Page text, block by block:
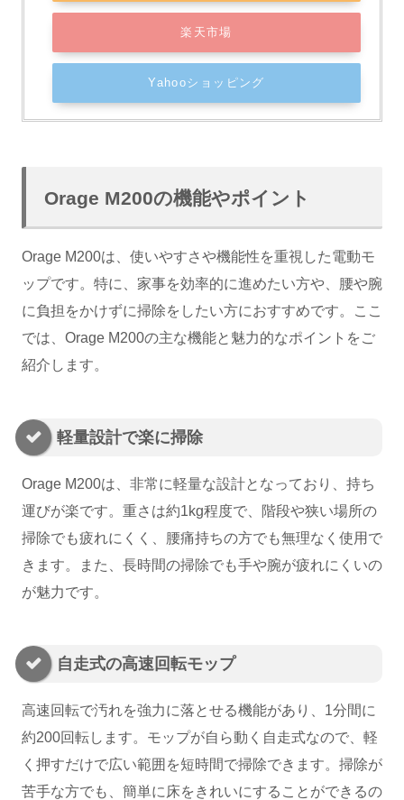
楽天市場
Yahooショッピング
Orage M200の機能やポイント
Orage M200は、使いやすさや機能性を重視した電動モ
ップです。特に、家事を効率的に進めたい方や、腰や腕
に負担をかけずに掃除をしたい方におすすめです。ここ
では、Orage M200の主な機能と魅力的なポイントをご
紹介します。
軽量設計で楽に掃除
Orage M200は、非常に軽量な設計となっており、持ち
運びが楽です。重さは約1kg程度で、階段や狭い場所の
掃除でも疲れにくく、腰痛持ちの方でも無理なく使用で
きます。また、長時間の掃除でも手や腕が疲れにくいの
が魅力です。
自走式の高速回転モップ
高速回転で汚れを強力に落とせる機能があり、1分間に
約200回転します。モップが自ら動く自走式なので、軽
く押すだけで広い範囲を短時間で掃除できます。掃除が
苦手な方でも、簡単に床をきれいにすることができるの